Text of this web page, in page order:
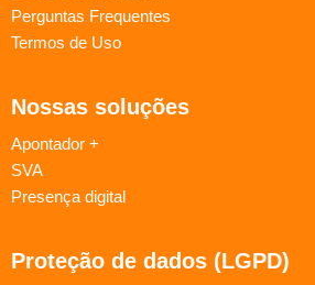
Perguntas Frequentes
Termos de Uso
Nossas soluções
Apontador +
SVA
Presença digital
Proteção de dados (LGPD)